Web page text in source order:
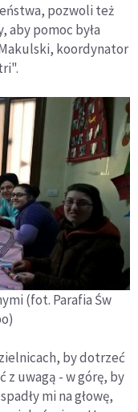
pozwoli też
aby pomoc była
koordynator
(fot. Parafia Św
by dotrzeć
z uwagą - w górę, by
mi na głowę,